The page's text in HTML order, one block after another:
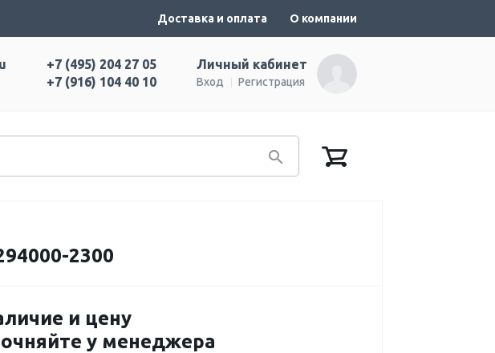
Доставка и оплата О компании
Личный кабинет
Вход Регистрация
+7 (495) 204 27 05
+7 (916) 104 40 10
2300
и цену
у менеджера